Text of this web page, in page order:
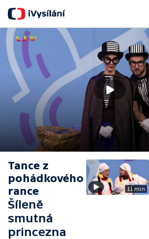
Tance z
pohádkového
rance
Šíleně
smutná
princezna
11 min